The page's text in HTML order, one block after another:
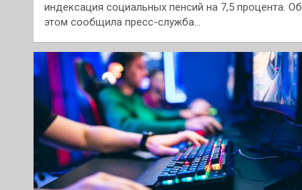
индексация социальных пенсий на 7,5 процента. Об
этом сообщила пресс-служба…